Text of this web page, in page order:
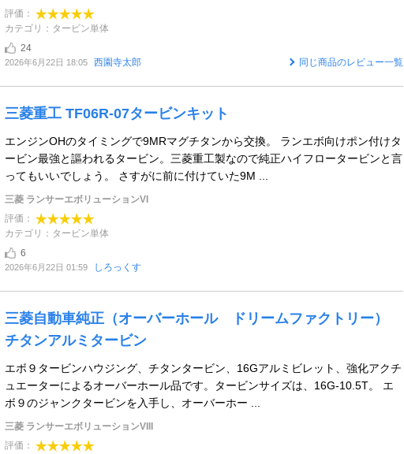
評価：
カテゴリ：タービン単体
24
2026年6月22日 18:05 西園寺太郎 同じ商品のレビュー一覧
三菱重工 TF06R-07タービンキット
エンジンOHのタイミングで9MRマグチタンから交換。 ランエボ向けポン付けタ
ービン最強と謳われるタービン。三菱重工製なので純正ハイフロータービンと言
ってもいいでしょう。 さすがに前に付けていた9M ...
三菱 ランサーエボリューションVI
評価：
カテゴリ：タービン単体
6
2026年6月22日 01:59 しろっくす
三菱自動車純正（オーバーホール ドリームファクトリー）
チタンアルミタービン
エボ９タービンハウジング、チタンタービン、16Gアルミビレット、強化アクチ
ュエーターによるオーバーホール品です。タービンサイズは、16G-10.5T。 エ
ボ９のジャンクタービンを入手し、オーバーホー ...
三菱 ランサーエボリューションVIII
評価：